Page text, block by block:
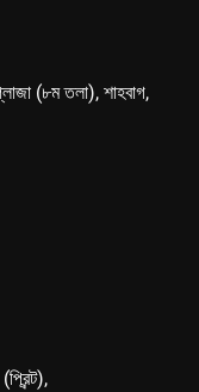
(৮ম তলা), শাহবাগ,